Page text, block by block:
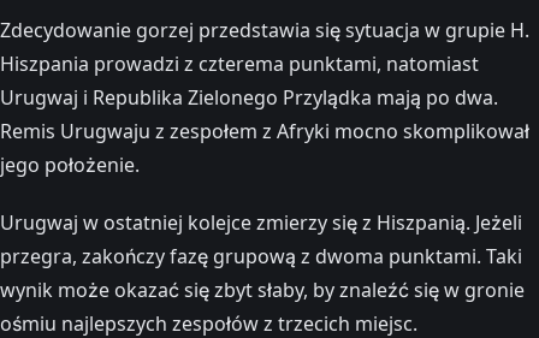
Zdecydowanie gorzej przedstawia się sytuacja w grupie H.
Hiszpania prowadzi z czterema punktami, natomiast
Urugwaj i Republika Zielonego Przylądka mają po dwa.
Remis Urugwaju z zespołem z Afryki mocno skomplikował
jego położenie.
Urugwaj w ostatniej kolejce zmierzy się z Hiszpanią. Jeżeli
przegra, zakończy fazę grupową z dwoma punktami. Taki
wynik może okazać się zbyt słaby, by znaleźć się w gronie
ośmiu najlepszych zespołów z trzecich miejsc.